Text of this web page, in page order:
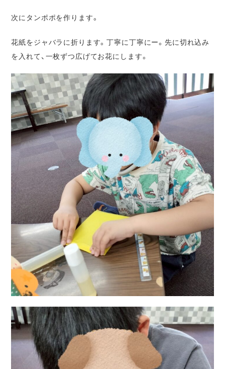
次にタンポポを作ります。
花紙をジャバラに折ります。丁寧に丁寧にー。先に切れ込み
を入れて、一枚ずつ広げてお花にします。